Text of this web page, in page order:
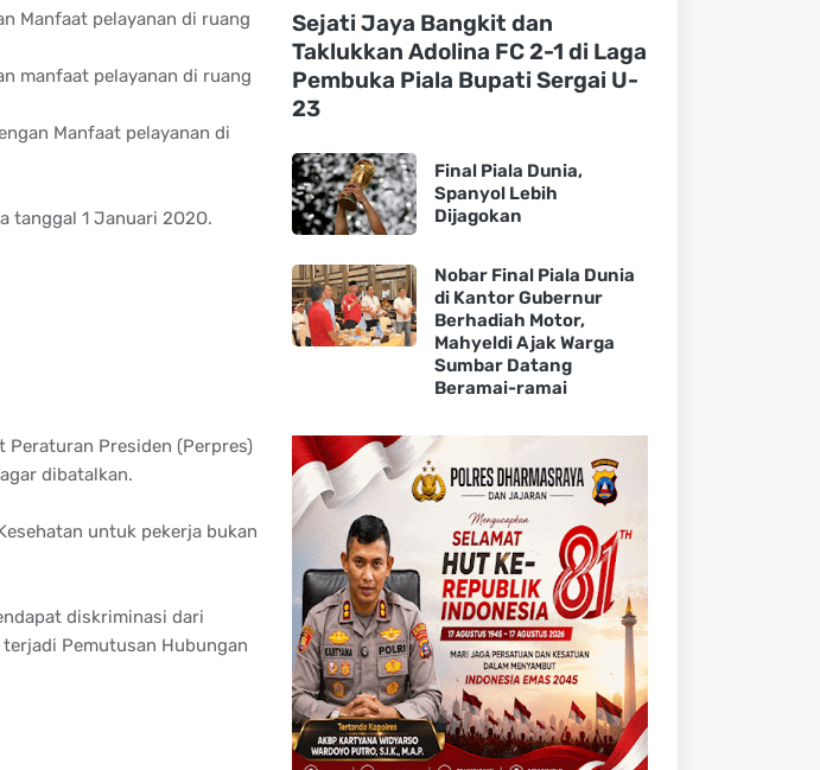
Manfaat pelayanan di ruang
manfaat pelayanan di ruang
Manfaat pelayanan di
tanggal 1 Januari 2O2O.
Peraturan Presiden (Perpres)
dibatalkan.
untuk pekerja bukan
diskriminasi dari
Pemutusan Hubungan
Sejati Jaya Bangkit dan
Taklukkan Adolina FC 2-1 di Laga
Pembuka Piala Bupati Sergai U-
23
Final Piala Dunia,
Spanyol Lebih
Dijagokan
Nobar Final Piala Dunia
di Kantor Gubernur
Berhadiah Motor,
Mahyeldi Ajak Warga
Sumbar Datang
Beramai-ramai